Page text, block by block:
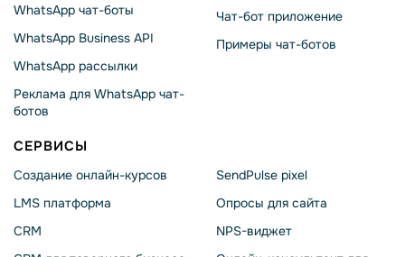
WhatsApp чат-боты
WhatsApp Business API
WhatsApp рассылки
Реклама для WhatsApp чат-
ботов
Чат-бот приложение
Примеры чат-ботов
СЕРВИСЫ
Создание онлайн-курсов
LMS платформа
CRM
SendPulse pixel
Опросы для сайта
NPS-виджет